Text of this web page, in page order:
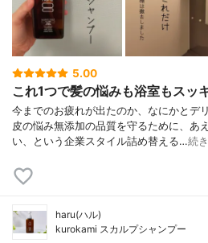
5.00
これ1つで髪の悩みも浴室もスッ
今までのお疲れが出たのか、なにかとデ
皮の悩み無添加の品質を守るために、あ
い、という企業スタイル詰め替える…続
haru(ハル)
kurokami スカルプシャンプー